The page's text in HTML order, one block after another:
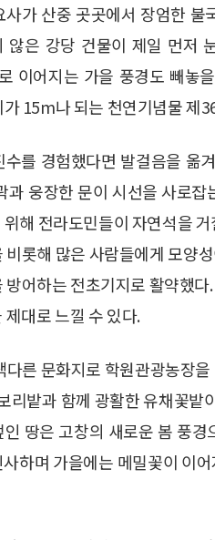
가 산중 곳곳에서 장엄한
않은 강당 건물이 제일 먼저
이어지는 가을 풍경도 빼놓
15m나 되는 천연기념물 제
를 경험했다면 발걸음을 옮
과 웅장한 문이 시선을 사로
해 전라도민들이 자연석을
롯해 많은 사람들에게 모양
어하는 전초기지로 활약했
대로 느낄 수 있다.
른 문화지로 학원관광농장
리밭과 함께 광활한 유채꽃밭
땅은 고창의 새로운 봄 풍
하며 가을에는 메밀꽃이 이